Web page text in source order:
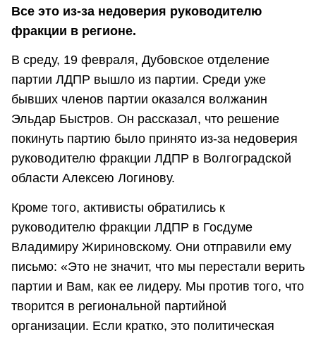
Все это из-за недоверия руководителю
фракции в регионе.
В среду, 19 февраля, Дубовское отделение
партии ЛДПР вышло из партии. Среди уже
бывших членов партии оказался волжанин
Эльдар Быстров. Он рассказал, что решение
покинуть партию было принято из-за недоверия
руководителю фракции ЛДПР в Волгоградской
области Алексею Логинову.
Кроме того, активисты обратились к
руководителю фракции ЛДПР в Госдуме
Владимиру Жириновскому. Они отправили ему
письмо: «Это не значит, что мы перестали верить
партии и Вам, как ее лидеру. Мы против того, что
творится в региональной партийной
организации. Если кратко, это политическая